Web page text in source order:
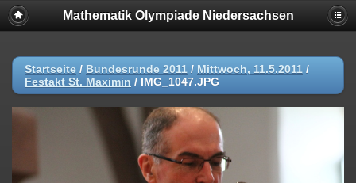
Mathematik Olympiade Niedersachsen
Startseite / Bundesrunde 2011 / Mittwoch, 11.5.2011 /
Festakt St. Maximin / IMG_1047.JPG